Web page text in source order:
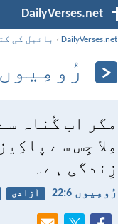
DailyVerses.net
DailyVerses.net
› بائبل کی
رُومِیوں 6:‏22
مگر اب گُناہ
مِلا جِس سے
زِندگی ہے۔
رُومِیوں 6:‏22 آزادی